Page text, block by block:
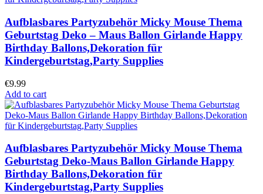
Aufblasbares Partyzubehör Micky Mouse Thema
Geburtstag Deko – Maus Ballon Girlande Happy
Birthday Ballons,Dekoration für
Kindergeburtstag,Party Supplies
€9.99
Add to cart
Aufblasbares Partyzubehör Micky Mouse Thema
Geburtstag Deko-Maus Ballon Girlande Happy
Birthday Ballons,Dekoration für
Kindergeburtstag,Party Supplies